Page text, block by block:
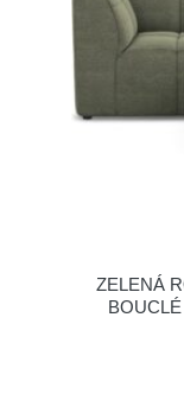
ZELENÁ